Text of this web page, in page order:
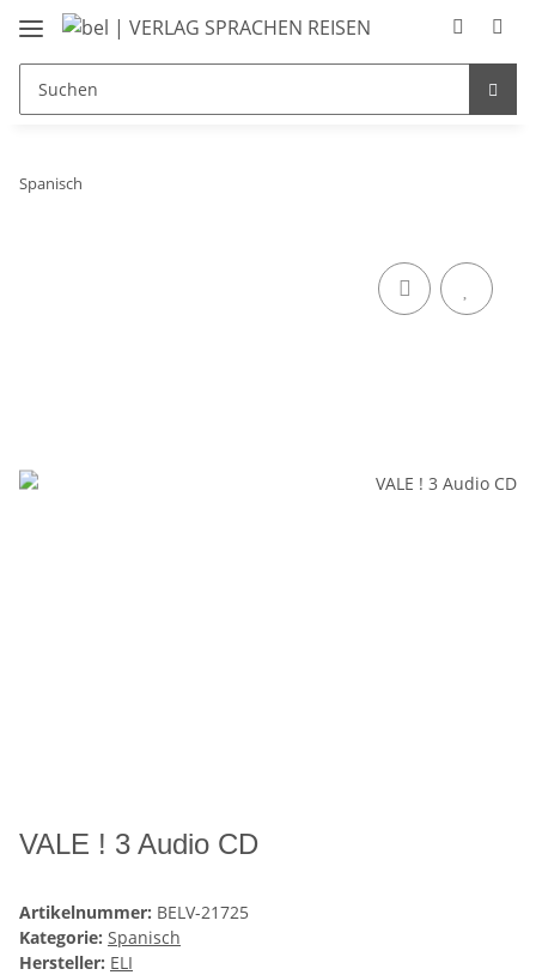
Spanisch
VALE ! 3 Audio CD
Artikelnummer: BELV-21725
Kategorie: Spanisch
Hersteller: ELI